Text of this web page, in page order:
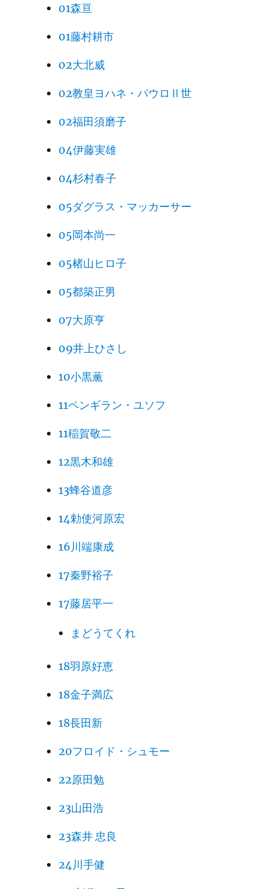
01森亘
01藤村耕市
02大北威
02教皇ヨハネ・パウロⅡ世
02福田須磨子
04伊藤実雄
04杉村春子
05ダグラス・マッカーサー
05岡本尚一
05楮山ヒロ子
05都築正男
07大原亨
09井上ひさし
10小黒薫
11ペンギラン・ユソフ
11稲賀敬二
12黒木和雄
13蜂谷道彦
14勅使河原宏
16川端康成
17秦野裕子
17藤居平一
まどうてくれ
18羽原好恵
18金子満広
18長田新
20フロイド・シュモー
22原田勉
23山田浩
23森井 忠良
24川手健